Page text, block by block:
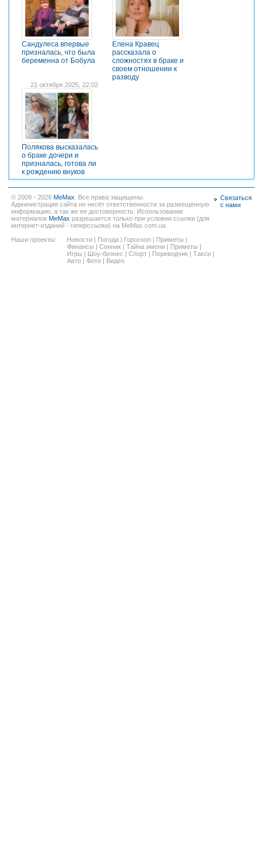
Сандулеса впервые
призналась, что была
беременна от Бобула
Елена Кравец
рассказала о
сложностях в браке и
своем отношении к
разводу
21 октября 2025, 22:02
Полякова высказалась
о браке дочери и
призналась, готова ли
к рождению внуков
© 2009 - 2026 MeMax . Все права защищены.
Администрация сайта не несёт ответственности за размещённую
информацию, а так же ее достоверность. Использование
материалов MeMax разрешается только при условии ссылки (для
интернет-изданий - гиперссылки) на MeMax.com.ua.
Наши проекты:
Новости | Погода | Гороскоп | Приметы |
Финансы | Сонник | Тайна имени | Приметы |
Игры | Шоу-бизнес | Спорт | Переводчик | Такси |
Авто | Фото | Видео
Связаться
с нами